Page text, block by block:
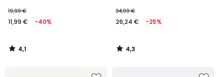
19,99 €
11,99 € -40%
4,1
/
34,99 €
26,24 € -25%
4,3
/